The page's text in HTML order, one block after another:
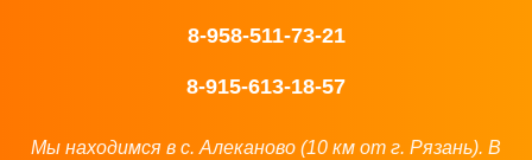
8-958-511-73-21
8-915-613-18-57
Мы находимся в с. Алеканово (10 км от г. Рязань). В